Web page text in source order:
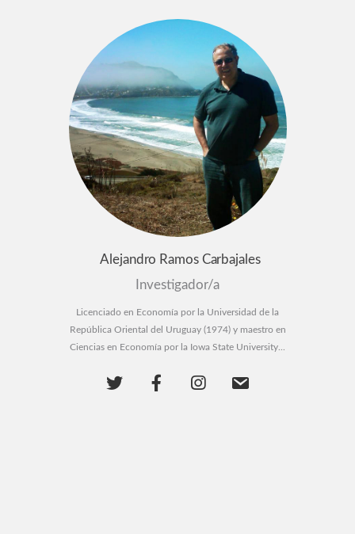
Alejandro Ramos Carbajales
Investigador/a
Licenciado en Economía por la Universidad de la
República Oriental del Uruguay (1974) y maestro en
Ciencias en Economía por la Iowa State University...